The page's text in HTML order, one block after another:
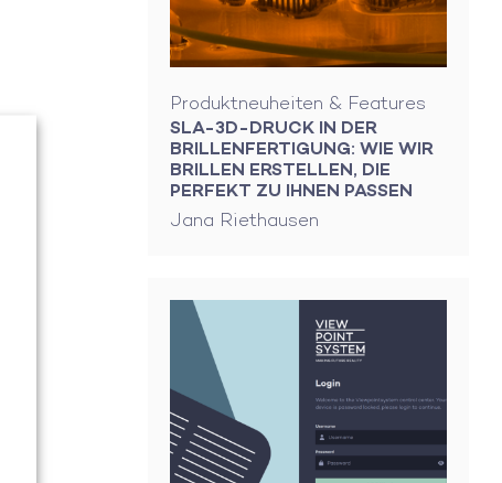
Produktneuheiten & Features
SLA-3D-DRUCK IN DER
BRILLENFERTIGUNG: WIE WIR
BRILLEN ERSTELLEN, DIE
PERFEKT ZU IHNEN PASSEN
Jana Riethausen